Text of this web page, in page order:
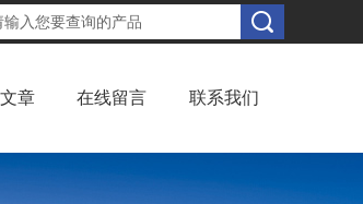
章 在线留言 联系我们